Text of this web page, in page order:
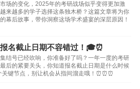
场的变化，2025年的考研战场似乎变得更加激
来越多的学子选择这条独木桥？这篇文章将为你
幕后故事，带你洞察这场学术盛宴的深层原因！
名截止日期不容错过！🎓⏰
结号已经吹响，你准备好了吗？一年一度的考研
后的紧要关头，你知道报名截止日期是什么时候
键节点，别让机会从指间溜走哦！⏰⏰⏰